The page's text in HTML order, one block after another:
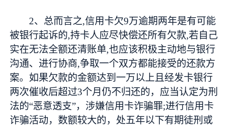
2、总而言之,信用卡欠9万逾期两年是有可能
被银行起诉的,持卡人应尽快偿还所有欠款,若自己
实在无法全额还清账单,也应该积极主动地与银行
沟通、进行协商,争取一个双方都能接受的还款方
案。如果欠款的金额达到一万以上且经发卡银行
两次催收后超过3个月仍不归还的，应当认定为刑
法的“恶意透支”，涉嫌信用卡诈骗罪;进行信用卡
诈骗活动，数额较大的，处五年以下有期徒刑或